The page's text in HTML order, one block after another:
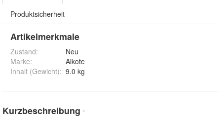
Produktsicherheit
Artikelmerkmale
Zustand:
Neu
Marke:
Alkote
Inhalt (Gewicht): 9.0 kg
Kurzbeschreibung *